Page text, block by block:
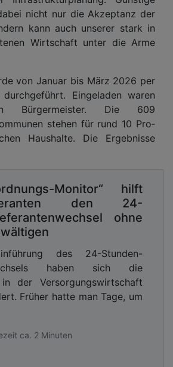
nicht nur die Akzeptanz der
kann auch unserer stark in
Wirtschaft unter die Arme
von Januar bis März 2026 per
durchgeführt. Eingeladen waren
Bür­ger­mei­ster. Die 609
stehen für rund 10 Pro­
Haus­halte. Die Ergebnisse
Monitor“ hilft
den 24-
ohne
des 24-Stunden-
haben sich die
in der Versorgungswirtschaft
Früher hatte man Tage, um
ca. 2 Minuten